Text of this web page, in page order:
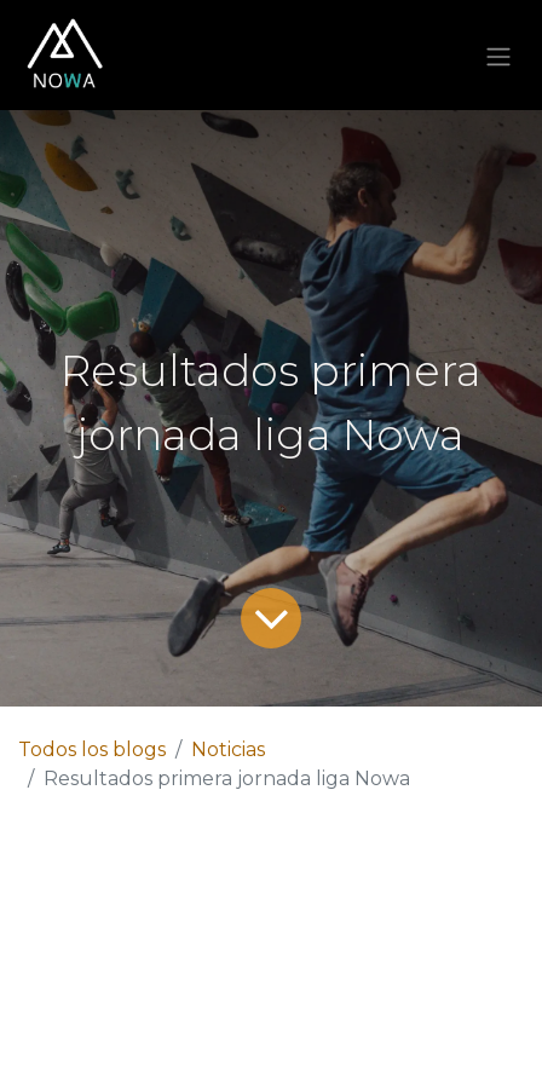
Resultados primera
jornada liga Nowa
Todos los blogs
Noticias
Resultados primera jornada liga Nowa